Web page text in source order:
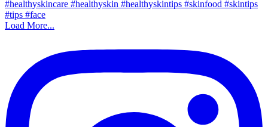
Load More...